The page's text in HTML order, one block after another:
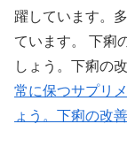
躍しています。
ています。 下痢
しょう。下痢の
常に保つサプリ
ょう。下痢の改